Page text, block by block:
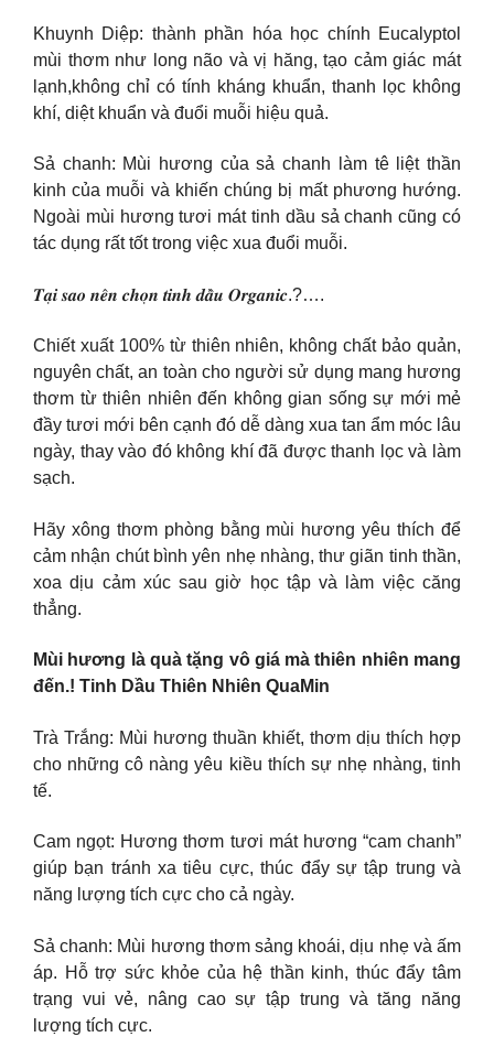
Khuynh Diệp: thành phần hóa học chính Eucalyptol
mùi thơm như long não và vị hăng, tạo cảm giác mát
lạnh,không chỉ có tính kháng khuẩn, thanh lọc không
khí, diệt khuẩn và đuổi muỗi hiệu quả.
Sả chanh: Mùi hương của sả chanh làm tê liệt thần
kinh của muỗi và khiến chúng bị mất phương hướng.
Ngoài mùi hương tươi mát tinh dầu sả chanh cũng có
tác dụng rất tốt trong việc xua đuổi muỗi.
𝑻𝒂̣𝒊 𝒔𝒂𝒐 𝒏𝒆̂𝒏 𝒄𝒉𝒐̣𝒏 𝒕𝒊𝒏𝒉 𝒅𝒂̂̀𝒖 𝑶𝒓𝒈𝒂𝒏𝒊𝒄.?….
Chiết xuất 100% từ thiên nhiên, không chất bảo quản,
nguyên chất, an toàn cho người sử dụng mang hương
thơm từ thiên nhiên đến không gian sống sự mới mẻ
đầy tươi mới bên cạnh đó dễ dàng xua tan ẩm móc lâu
ngày, thay vào đó không khí đã được thanh lọc và làm
sạch.
Hãy xông thơm phòng bằng mùi hương yêu thích để
cảm nhận chút bình yên nhẹ nhàng, thư giãn tinh thần,
xoa dịu cảm xúc sau giờ học tập và làm việc căng
thẳng.
Mùi hương là quà tặng vô giá mà thiên nhiên mang
đến.! Tinh Dầu Thiên Nhiên QuaMin
Trà Trắng: Mùi hương thuần khiết, thơm dịu thích hợp
cho những cô nàng yêu kiều thích sự nhẹ nhàng, tinh
tế.
Cam ngọt: Hương thơm tươi mát hương “cam chanh”
giúp bạn tránh xa tiêu cực, thúc đẩy sự tập trung và
năng lượng tích cực cho cả ngày.
Sả chanh: Mùi hương thơm sảng khoái, dịu nhẹ và ấm
áp. Hỗ trợ sức khỏe của hệ thần kinh, thúc đẩy tâm
trạng vui vẻ, nâng cao sự tập trung và tăng năng
lượng tích cực.